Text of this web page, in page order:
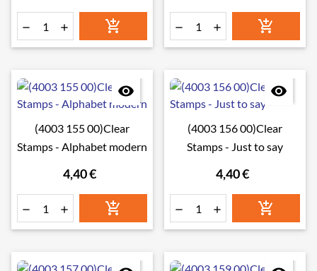
     

(4003 155 00)Clear
Stamps - Alphabet modern
4,40 €
  

(4003 156 00)Clear
Stamps - Just to say
4,40 €
  